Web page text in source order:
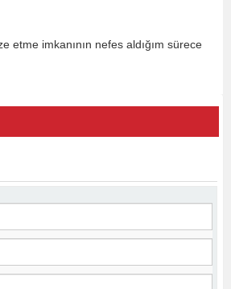
imkanının nefes aldığım sürece